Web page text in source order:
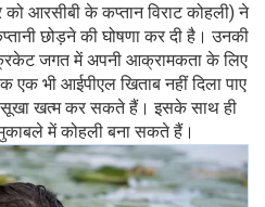
आरसीबी के कप्तान विराट कोहली) ने
छोड़ने की घोषणा कर दी है। उनकी
जगत में अपनी आक्रामकता के लिए
भी आईपीएल खिताब नहीं दिला पाए
सूखा खत्म कर सकते हैं। इसके साथ ही
में कोहली बना सकते हैं।